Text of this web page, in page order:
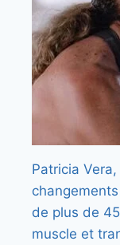
Patricia
de plus de
muscle et